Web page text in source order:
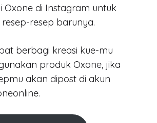
Oxone di Instagram untuk
resep barunya.
berbagi kreasi kue-mu
produk Oxone, jika
akan dipost di akun